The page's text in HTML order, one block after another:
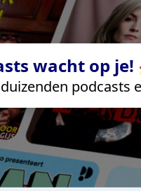
wacht op je!
podcasts